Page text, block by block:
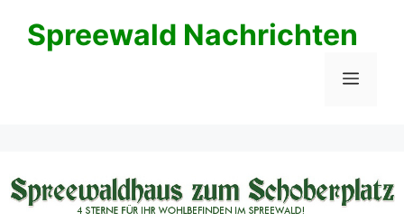
InhaltSpreewald Nachrichten
Menü